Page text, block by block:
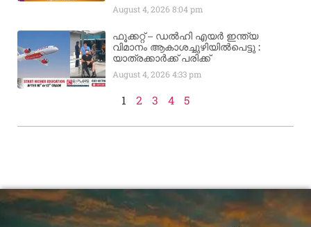
August 4, 20268:04 pm
ഫൂക്കറ്റ് – ഡൽഹി എയര്‍ ഇന്ത്യ
വിമാനം ആകാശച്ചുഴിയില്‍പെട്ടു :
യാത്രക്കാര്‍ക്ക് പരിക്ക്
August 4, 20264:33 pm
1 2 3 4 5